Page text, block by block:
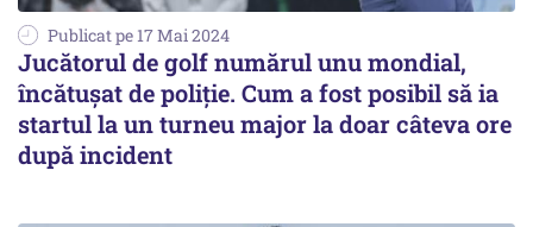
Publicat pe 17 Mai 2024
Jucătorul de golf numărul unu mondial,
încătușat de poliție. Cum a fost posibil să ia
startul la un turneu major la doar câteva ore
după incident